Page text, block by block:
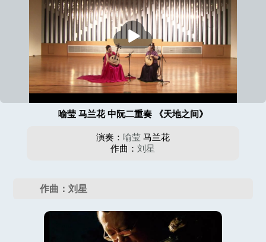
放
喻莹 马兰花 中阮二重奏 《天地之间》
演奏： 喻莹马兰花
作曲：刘星
作曲：刘星